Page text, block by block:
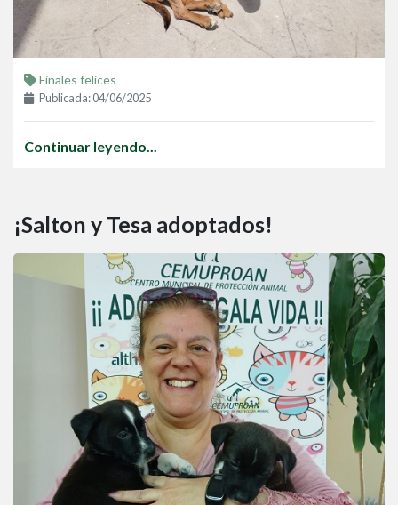
Finales felices
Publicada: 04/06/2025
Continuar leyendo...
¡Salton y Tesa adoptados!